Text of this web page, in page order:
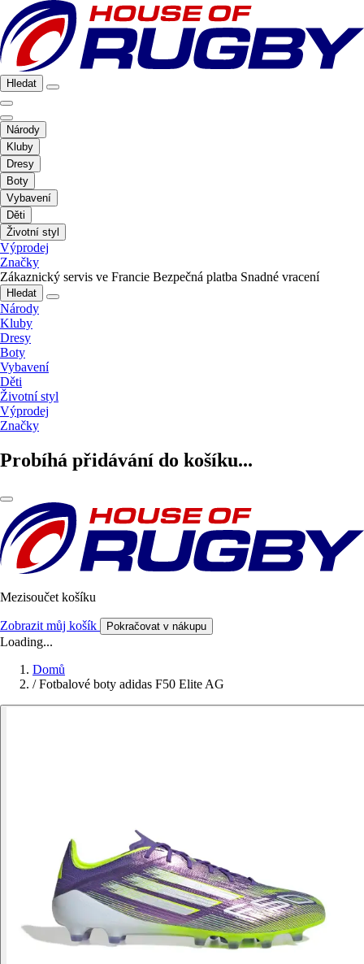
Hledat
Národy
Kluby
Dresy
Boty
Vybavení
Děti
Životní styl
Výprodej
Značky
Zákaznický servis ve Francie Bezpečná platba Snadné vracení
Hledat
Národy
Kluby
Dresy
Boty
Vybavení
Děti
Životní styl
Výprodej
Značky
Probíhá přidávání do košíku...
Mezisoučet košíku
Zobrazit můj košík Pokračovat v nákupu
Loading...
Domů
/ Fotbalové boty adidas F50 Elite AG